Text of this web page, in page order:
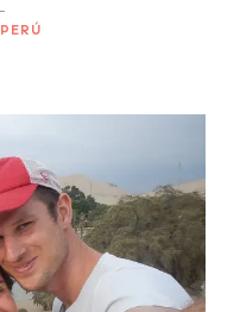
PERÚ